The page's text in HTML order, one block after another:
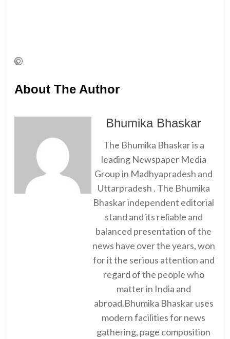
About The Author
Bhumika Bhaskar
The Bhumika Bhaskar is a
leading Newspaper Media
Group in Madhyapradesh and
Uttarpradesh . The Bhumika
Bhaskar independent editorial
stand and its reliable and
balanced presentation of the
news have over the years, won
for it the serious attention and
regard of the people who
matter in India and
abroad.Bhumika Bhaskar uses
modern facilities for news
gathering, page composition